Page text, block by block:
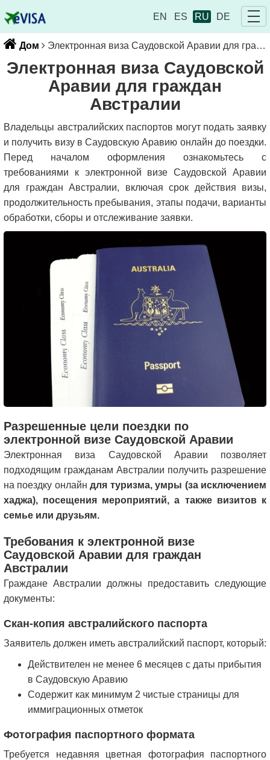
EN ES RU DE
Дом Электронная виза Саудовской Аравии для граждан Австралии
Электронная виза Саудовской
Аравии для граждан
Австралии
Владельцы австралийских паспортов могут подать заявку
и получить визу в Саудовскую Аравию онлайн до поездки.
Перед началом оформления ознакомьтесь с
требованиями к электронной визе Саудовской Аравии
для граждан Австралии, включая срок действия визы,
продолжительность пребывания, этапы подачи, варианты
обработки, сборы и отслеживание заявки.
Разрешенные цели поездки по
электронной визе Саудовской Аравии
Электронная виза Саудовской Аравии позволяет
подходящим гражданам Австралии получить разрешение
на поездку онлайндля туризма, умры (за исключением
хаджа), посещения мероприятий, а также визитов к
семье или друзьям.
Требования к электронной визе
Саудовской Аравии для граждан
Австралии
Граждане Австралии должны предоставить следующие
документы:
Скан-копия австралийского паспорта
Заявитель должен иметь австралийский паспорт, который:
Действителен не менее 6 месяцев с даты прибытия
в Саудовскую Аравию
Содержит как минимум 2 чистые страницы для
иммиграционных отметок
Фотография паспортного формата
Требуется недавняя цветная фотография паспортного